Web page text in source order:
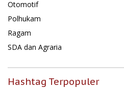
Otomotif
Polhukam
Ragam
SDA dan Agraria
Hashtag Terpopuler